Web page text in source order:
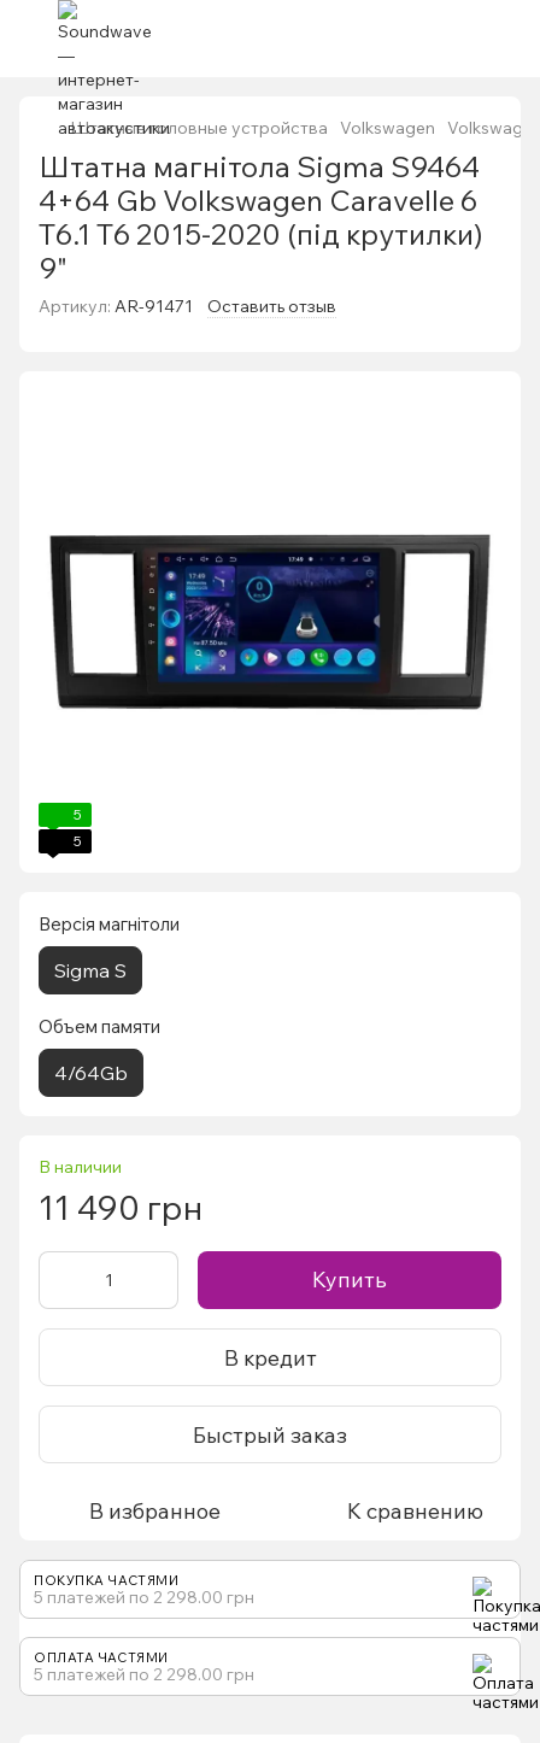
Штатные головные устройства Volkswagen
Штатна магнітола Sigma S9464
4+64 Gb Volkswagen Caravelle 6
T6.1 T6 2015-2020 (під крутилки)
9"
Артикул: AR-91471 Оставить отзыв
5
5
Версія магнітоли
Sigma S
Объем памяти
4/64Gb
В наличии
11 490 грн
Купить
В кредит
Быстрый заказ
В избранное К сравнению
ПОКУПКА ЧАСТЯМИ
5 платежей по 2 298.00 грн
ОПЛАТА ЧАСТЯМИ
5 платежей по 2 298.00 грн